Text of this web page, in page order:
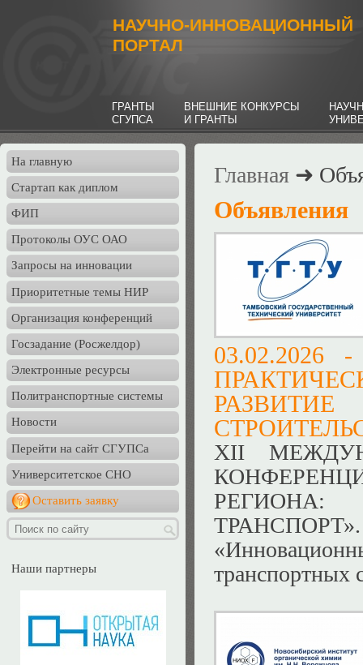
НАУЧНО-ИННОВАЦИОННЫЙ
ПОРТАЛ
ГРАНТЫ
СГУПСА
ВНЕШНИЕ КОНКУРСЫ
И ГРАНТЫ
На главную
Стартап как диплом
ФИП
Протоколы ОУС ОАО
Запросы на инновации
Приоритетные темы НИР
Организация конференций
Госзадание (Росжелдор)
Электронные ресурсы
Политранспортные системы
Новости
Перейти на сайт СГУПСа
Университетское СНО
Оставить заявку
Наши партнеры
Главная ➜
Объявления
03.02.2026
XII
РЕГИОНА:
транспортных